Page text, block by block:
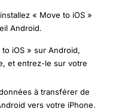
« Move to iOS »
Android.
iOS » sur Android,
et entrez-le sur votre
à transférer de
vers votre iPhone.